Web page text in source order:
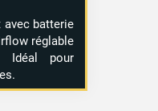
batterie
réglable
Idéal pour